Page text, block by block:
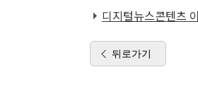
디지털뉴스콘텐츠
뒤로가기